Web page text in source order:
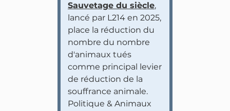
Sauvetage du siècle,
lancé par L214 en 2025,
place la réduction du
nombre du nombre
d'animaux tués
comme principal levier
de réduction de la
souffrance animale.
Politique & Animaux